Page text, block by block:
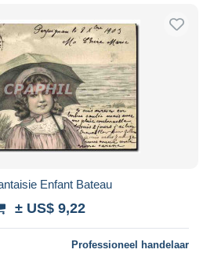
Enfant Bateau
± US$ 9,22
Professioneel handelaar